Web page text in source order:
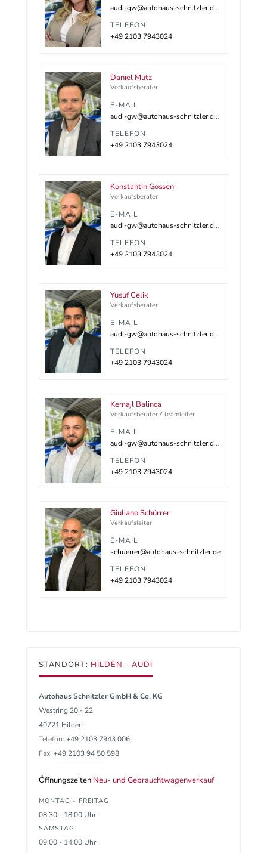
audi-gw@autohaus-schnitzler.dealerdesk.de
TELEFON
+49 2103 7943024
Daniel Mutz
Verkaufsberater
E-MAIL
audi-gw@autohaus-schnitzler.dealerdesk.de
TELEFON
+49 2103 7943024
Konstantin Gossen
Verkaufsberater
E-MAIL
audi-gw@autohaus-schnitzler.dealerdesk.de
TELEFON
+49 2103 7943024
Yusuf Celik
Verkaufsberater
E-MAIL
audi-gw@autohaus-schnitzler.dealerdesk.de
TELEFON
+49 2103 7943024
Kemajl Balinca
Verkaufsberater / Teamleiter
E-MAIL
audi-gw@autohaus-schnitzler.dealerdesk.de
TELEFON
+49 2103 7943024
Giuliano Schürrer
Verkaufsleiter
E-MAIL
schuerrer@autohaus-schnitzler.de
TELEFON
+49 2103 7943024
STANDORT: HILDEN - AUDI
Autohaus Schnitzler GmbH & Co. KG
Westring 20 - 22
40721 Hilden
Telefon: +49 2103 7943 006
Fax: +49 2103 94 50 598
Öffnungszeiten Neu- und Gebrauchtwagenverkauf
MONTAG - FREITAG
08:30 - 18:00 Uhr
SAMSTAG
09:00 - 14:00 Uhr